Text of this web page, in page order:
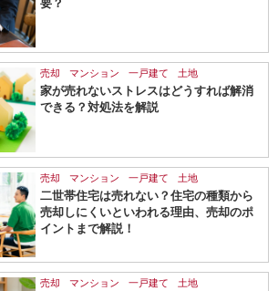
要？
売却 マンション 一戸建て 土地
家が売れないストレスはどうすれば解消
できる？対処法を解説
売却 マンション 一戸建て 土地
二世帯住宅は売れない？住宅の種類から
売却しにくいといわれる理由、売却のポ
イントまで解説！
売却 マンション 一戸建て 土地